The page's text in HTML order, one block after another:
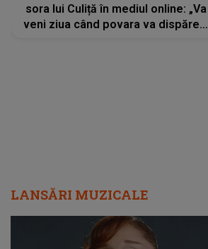
sora lui Culiță în mediul online: „Va
veni ziua când povara va dispărea,
LANSĂRI MUZICALE